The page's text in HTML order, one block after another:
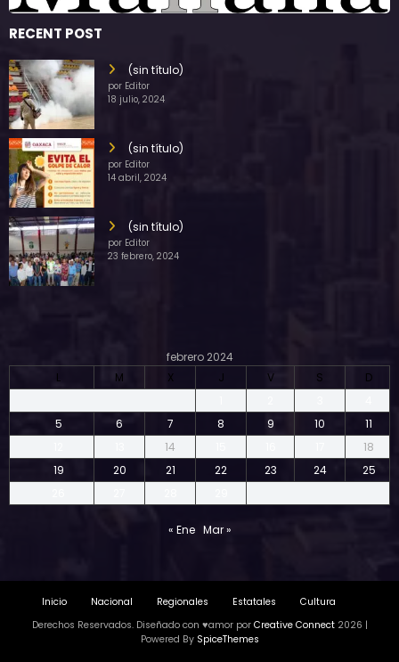
RECENT POST
(sin título)
por Editor
18 julio, 2024
(sin título)
por Editor
14 abril, 2024
(sin título)
por Editor
23 febrero, 2024
febrero 2024
L
M X J V S
D
5
6 7 8 9 10
11
14
18
19
20 21 22 23 24
25
« Ene Mar »
Inicio Nacional Regionales Estatales
Cultura
Derechos Reservados. Diseñado con ♥amor por Creative Connect2026 |
Powered By SpiceThemes